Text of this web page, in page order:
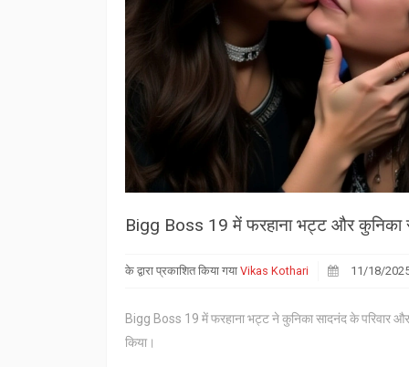
Bigg Boss 19 में फरहाना भट्ट और कुनिका
के द्वारा प्रकाशित किया गया Vikas Kothari 11/18/
Bigg Boss 19 में फरहाना भट्ट ने कुनिका सादनंद के परिवार
किया।